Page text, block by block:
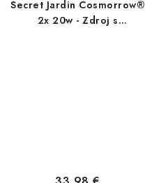
Secret Jardin Cosmorrow®
2x 20w - Zdroj s